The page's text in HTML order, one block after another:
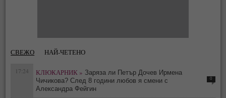
СВЕЖО НАЙ-ЧЕТЕНО
17:24 КЛЮКАРНИК » Заряза ли Петър Дочев Ирмена
Чичикова? След 8 години любов я смени с
Александра Фейгин
0